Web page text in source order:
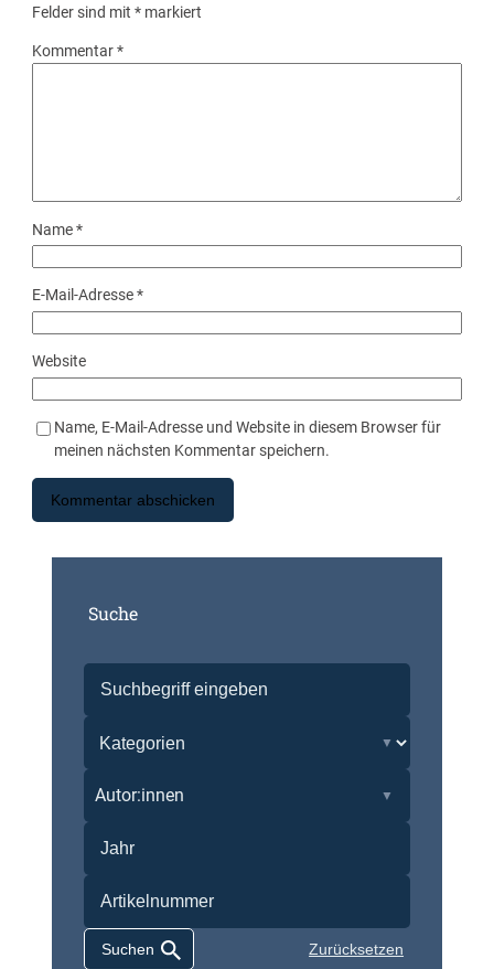
Felder sind mit* markiert
Kommentar*
Name*
E-Mail-Adresse*
Website
Name, E-Mail-Adresse und Website in diesem Browser für
meinen nächsten Kommentar speichern.
Suche
Autor:innen
Zurücksetzen